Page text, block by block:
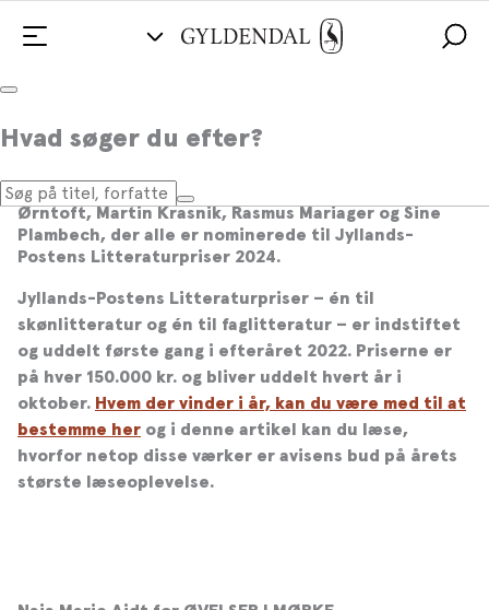
Hvad søger du efter?
5 Gyldendal-forfattere nomineret til
Jyllands-Postens Litteraturpris 2024
Stort tillykke til Naja Marie Aidt, T
Ørntoft,Martin Krasnik, Rasmus Mariager ogSine
Plambech, der alle er nominerede til Jyllands-
Postens Litteraturpriser 2024.
Jyllands-Postens Litteraturpriser – én til
skønlitteratur og én til faglitteratur – er indstiftet
og uddelt første gang i efteråret 2022. Priserne er
på hver 150.000 kr. og bliver uddelt hvert år i
oktober. Hvem der vinder i år, kan du være med til at
bestemme her og i denne artikel kan du læse,
hvorfor netop disse værker er avisens bud på årets
største læseoplevelse.